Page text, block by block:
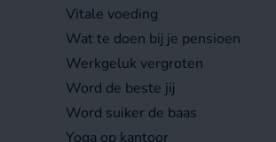
Vitale voeding
Wat te doen bij je pensioen
Werkgeluk vergroten
Word de beste jij
Word suiker de baas
Yoga op kantoor